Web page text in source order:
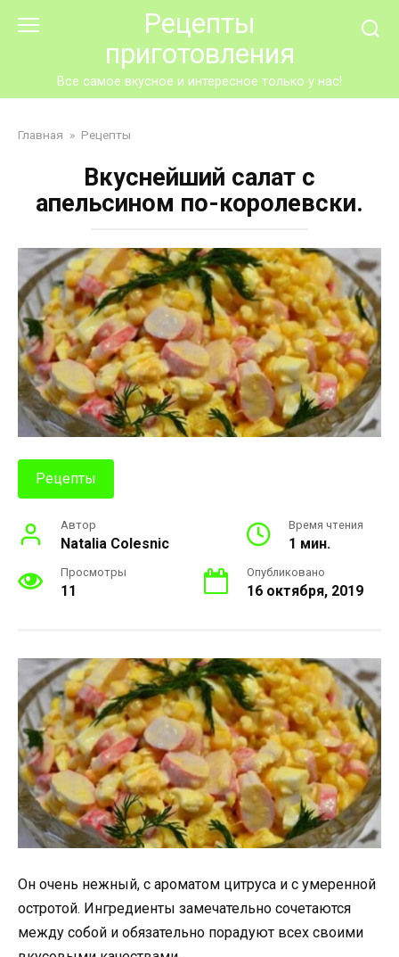
Рецепты
приготовления
Все самое вкусное и интересное только у нас!
Главная » Рецепты
Вкуснейший салат с
апельсином по-королевски.
Рецепты
Автор
Natalia Colesnic
Время чтения
1 мин.
Просмотры
11
Опубликовано
16 октября, 2019
Он очень нежный, с ароматом цитруса и с умеренной
остротой. Ингредиенты замечательно сочетаются
между собой и обязательно порадуют всех своими